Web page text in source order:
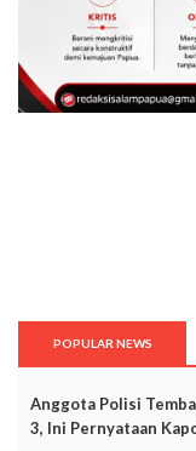
POPULAR NEWS
Anggota Polisi
3, Ini Pernyataan